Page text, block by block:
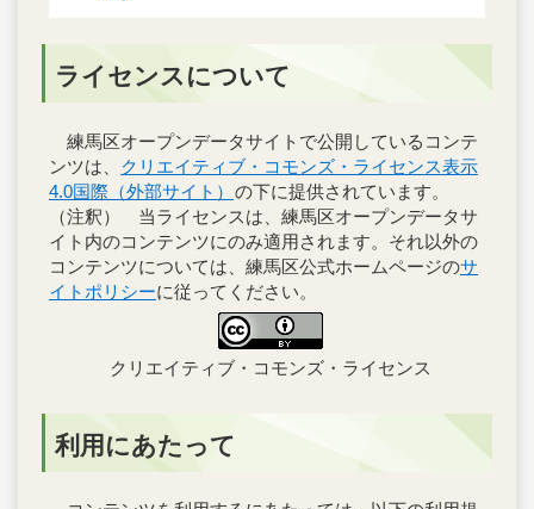
ライセンスについて
練馬区オープンデータサイトで公開しているコンテ
ンツは、
クリエイティブ・コモンズ・ライセンス表示
4.0国際（外部サイト） の下に提供されています。
（注釈） 当ライセンスは、練馬区オープンデータサ
イト内のコンテンツにのみ適用されます。それ以外の
コンテンツについては、練馬区公式ホームページのサ
イトポリシーに従ってください。
クリエイティブ・コモンズ・ライセンス
利用にあたって